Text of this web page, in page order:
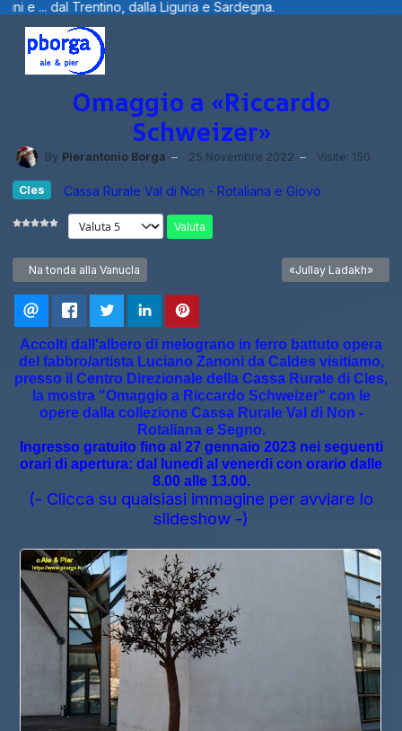
Liguria e Sardegna.
Omaggio a «Riccardo
Schweizer»
By Pierantonio Borga 25 Novembre 2022 Visite: 150
Cles
Cassa Rurale Val di Non - Rotaliana e Giovo
Valuta
Articolo precedente: Na tonda alla Vanucla
Na tonda alla Vanucla Articolo successivo:
«Jullay Ladakh»
Accolti dall'albero di melograno in ferro battuto opera
del fabbro/artista Luciano Zanoni da Caldes visitiamo,
presso il Centro Direzionale della Cassa Rurale di Cles,
la mostra "Omaggio a Riccardo Schweizer" con le
opere dalla collezione Cassa Rurale Val di Non -
Rotaliana e Segno.
Ingresso gratuito fino al 27 gennaio 2023 nei seguenti
orari di apertura: dal lunedì al venerdi con orario dalle
8.00 alle 13.00.
(- Clicca su qualsiasi immagine per avviare lo
slideshow -)